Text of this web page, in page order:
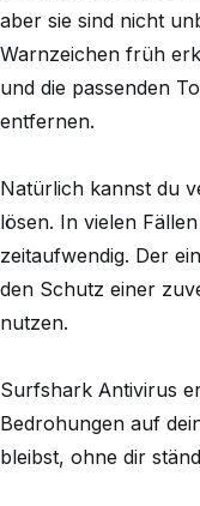
aber sie sind nicht
Warnzeichen früh
und die passenden
entfernen.
Natürlich kannst du
lösen. In vielen
zeitaufwendig. Der
den Schutz einer
nutzen.
Surfshark Antivirus
Bedrohungen auf
bleibst, ohne dir